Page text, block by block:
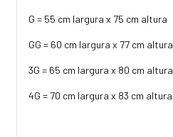
G = 55 cm largura x 75 cm altura
GG = 60 cm largura x 77 cm altura
3G = 65 cm largura x 80 cm altura
4G = 70 cm largura x 83 cm altura